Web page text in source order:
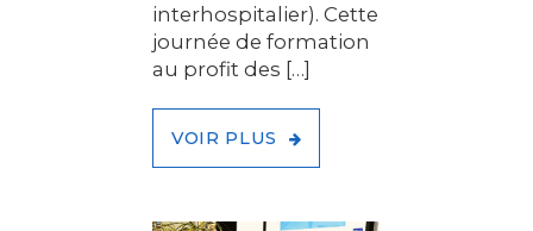
interhospitalier). Cette
journée de formation
au profit des […]
VOIR PLUS